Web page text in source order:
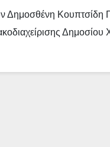
Δημοσθένη
Δημοσίου